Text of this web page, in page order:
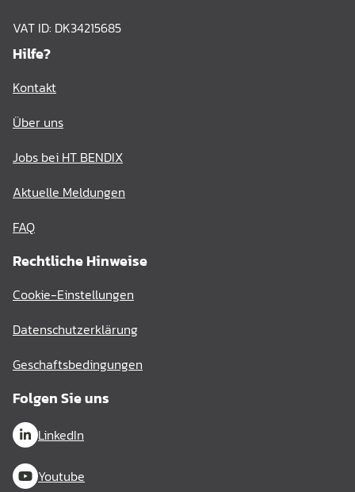
VAT ID: DK34215685
Hilfe?
Kontakt
Über uns
Jobs bei HT BENDIX
Aktuelle Meldungen
FAQ
Rechtliche Hinweise
Cookie-Einstellungen
Datenschutzerklärung
Geschaftsbedingungen
Folgen Sie uns
LinkedIn
Youtube